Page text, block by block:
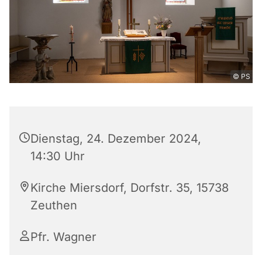
© PS
Dienstag, 24. Dezember 2024,
14:30 Uhr
Kirche Miersdorf, Dorfstr. 35, 15738
Zeuthen
Pfr. Wagner